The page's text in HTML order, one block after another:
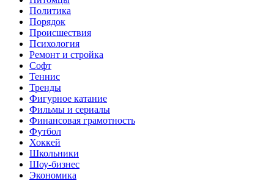
Политика
Порядок
Происшествия
Психология
Ремонт и стройка
Софт
Теннис
Тренды
Фигурное катание
Фильмы и сериалы
Финансовая грамотность
Футбол
Хоккей
Школьники
Шоу-бизнес
Экономика